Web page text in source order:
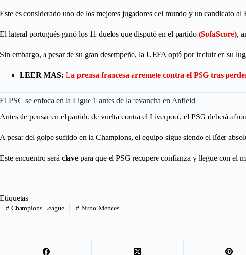
Este es considerado uno de los mejores jugadores del mundo y un candidato al
El lateral portugués ganó los 11 duelos que disputó en el partido (SofaScore),
Sin embargo, a pesar de su gran desempeño, la UEFA optó por incluir en su
LEER MAS: La prensa francesa arremete contra el PSG tras
El PSG se enfoca en la Ligue 1 antes de la revancha en Anfield
Antes de pensar en el partido de vuelta contra el Liverpool, el PSG deberá
A pesar del golpe sufrido en la Champions, el equipo sigue siendo el líder
Este encuentro será clave para que el PSG recupere confianza y llegue con el
Etiquetas
#Champions League #Nuno Mendes